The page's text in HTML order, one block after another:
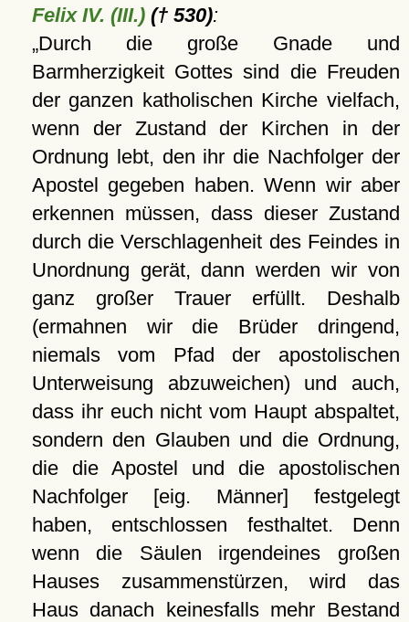
Felix IV. (III.)(† 530):
Durch die große Gnade und
Barmherzigkeit Gottes sind die Freuden
der ganzen katholischen Kirche vielfach,
wenn der Zustand der Kirchen in der
Ordnung lebt, den ihr die Nachfolger der
Apostel gegeben haben. Wenn wir aber
erkennen müssen, dass dieser Zustand
durch die Verschlagenheit des Feindes in
Unordnung gerät, dann werden wir von
ganz großer Trauer erfüllt. Deshalb
(ermahnen wir die Brüder dringend,
niemals vom Pfad der apostolischen
Unterweisung abzuweichen) und auch,
dass ihr euch nicht vom Haupt abspaltet,
sondern den Glauben und die Ordnung,
die die Apostel und die apostolischen
Nachfolger [eig. Männer] festgelegt
haben, entschlossen festhaltet. Denn
wenn die Säulen irgendeines großen
Hauses zusammenstürzen, wird das
Haus danach keinesfalls mehr Bestand